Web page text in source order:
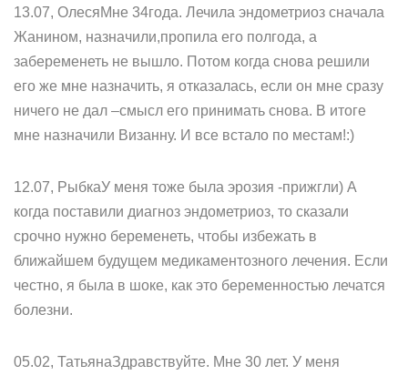
13.07, ОлесяМне 34года. Лечила эндометриоз сначала
Жанином, назначили,пропила его полгода, а
забеременеть не вышло. Потом когда снова решили
его же мне назначить, я отказалась, если он мне сразу
ничего не дал –смысл его принимать снова. В итоге
мне назначили Визанну. И все встало по местам!:)
12.07, РыбкаУ меня тоже была эрозия -прижгли) А
когда поставили диагноз эндометриоз, то сказали
срочно нужно беременеть, чтобы избежать в
ближайшем будущем медикаментозного лечения. Если
честно, я была в шоке, как это беременностью лечатся
болезни.
05.02, ТатьянаЗдравствуйте. Мне 30 лет. У меня